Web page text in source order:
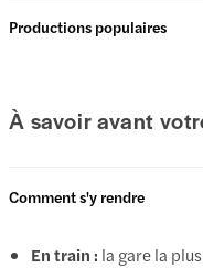
Productions populaires
À savoir avant
Comment s'y rendre
En train : la gare la